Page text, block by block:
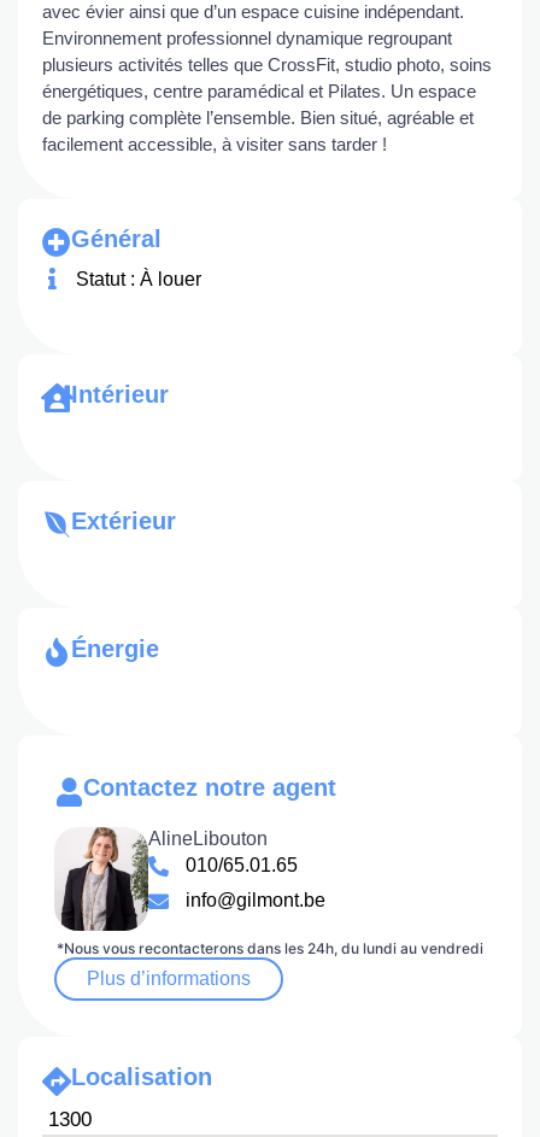
avec évier ainsi que d’un espace cuisine indépendant.
Environnement professionnel dynamique regroupant
plusieurs activités telles que CrossFit, studio photo, soins
énergétiques, centre paramédical et Pilates. Un espace
de parking complète l’ensemble. Bien situé, agréable et
facilement accessible, à visiter sans tarder !
Général
Statut : À louer
Intérieur
Extérieur
Énergie
Contactez notre agent
AlineLibouton
010/65.01.65
info@gilmont.be
*Nous vous recontacterons dans les 24h, du lundi au vendredi
Plus d’informations
Localisation
1300